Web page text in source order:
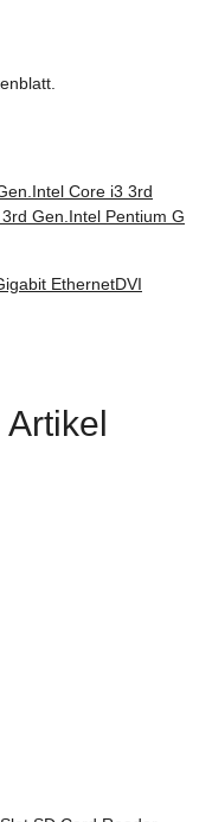
Intel Core i3 3rd
Gen. Intel Pentium G
EthernetDVI